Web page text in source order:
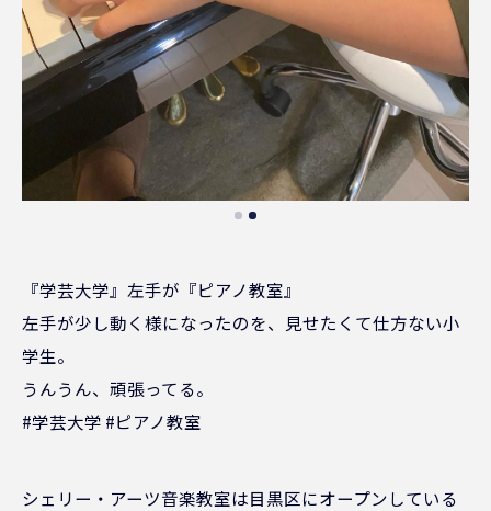
『学芸大学』左手が『ピアノ教室』
左手が少し動く様になったのを、見せたくて仕方ない小
学生。
うんうん、頑張ってる。
#学芸大学 #ピアノ教室
シェリー・アーツ音楽教室は目黒区にオープンしている